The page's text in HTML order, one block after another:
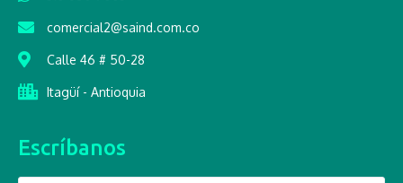
comercial2@saind.com.co
Calle 46 # 50-28
Itagüí - Antioquia
Escríbanos